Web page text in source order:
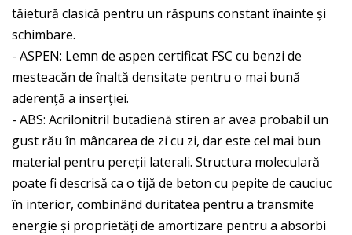
tăietură clasică pentru un răspuns constant înainte și
schimbare.
- ASPEN: Lemn de aspen certificat FSC cu benzi de
mesteacăn de înaltă densitate pentru o mai bună
aderență a inserției.
- ABS: Acrilonitril butadienă stiren ar avea probabil un
gust rău în mâncarea de zi cu zi, dar este cel mai bun
material pentru pereții laterali. Structura moleculară
poate fi descrisă ca o tijă de beton cu pepite de cauciuc
în interior, combinând duritatea pentru a transmite
energie și proprietăți de amortizare pentru a absorbi